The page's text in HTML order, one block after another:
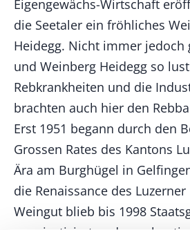
Eigengewächs-Wirtschaft
die Seetaler ein fröhliches
Heidegg. Nicht immer jedoch
und Weinberg Heidegg so
Rebkrankheiten und die
brachten auch hier den
Erst 1951 begann durch den
Grossen Rates des Kantons
Ära am Burghügel in
die Renaissance des Luzerner
Weingut blieb bis 1998